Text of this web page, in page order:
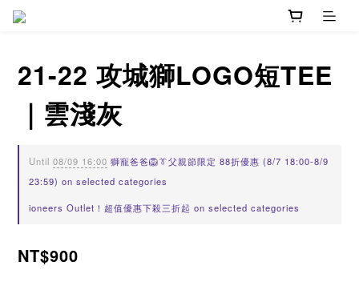
21-22 攻城獅LOGO短TEE
｜雲淺灰
Until 08/09 16:00 獅寵爸爸🦁👔父親節限定 88折優惠 (8/7 18:00-8/9
23:59) on selected categories
ioneers Outlet！超值優惠下殺三折起 on selected categories
NT$900